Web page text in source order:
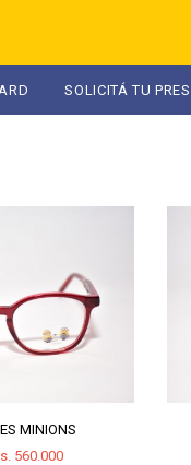
SOLICITÁ TU
MINIONS
560.000